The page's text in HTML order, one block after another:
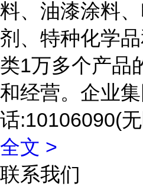
料、油漆涂料
剂、特种化学
类1万多个产品
和经营。企业
话:10106090(
全文 >
联系我们